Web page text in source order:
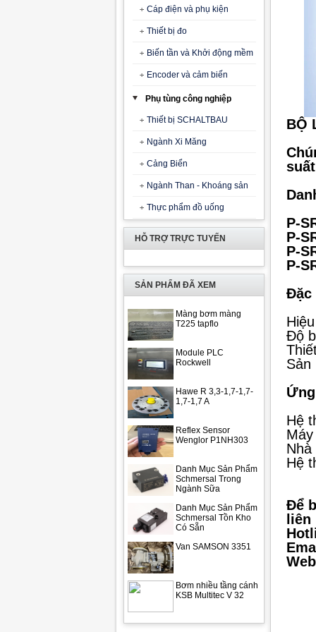
Cáp điện và phụ kiện
Thiết bị đo
Biến tần và Khởi động mềm
Encoder và cảm biến
Phụ tùng công nghiệp
Thiết bị SCHALTBAU
Ngành Xi Măng
Cảng Biển
Ngành Than - Khoáng sản
Thực phẩm đồ uống
HỖ TRỢ TRỰC TUYẾN
SẢN PHẨM ĐÃ XEM
Màng bơm màng
T225 tapflo
Module PLC
Rockwell
Hawe R 3,3-1,7-1,7-
1,7-1,7 A
Reflex Sensor
Wenglor P1NH303
Danh Mục Sản Phẩm
Schmersal Trong
Ngành Sữa
Danh Mục Sản Phẩm
Schmersal Tồn Kho
Có Sẵn
Van SAMSON 3351
Bơm nhiều tầng cánh
KSB Multitec V 32
BỘ
P-
P-
P-
P-
Đặc
Độ
Sản
Hệ
Nhà
Hệ
Để